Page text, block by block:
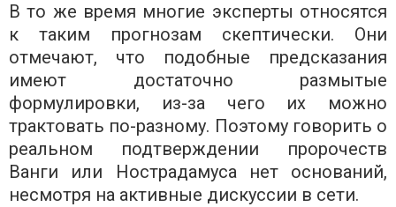
В то же время многие эксперты относятся
к таким прогнозам скептически. Они
отмечают, что подобные предсказания
имеют достаточно размытые
формулировки, из-за чего их можно
трактовать по-разному. Поэтому говорить о
реальном подтверждении пророчеств
Ванги или Нострадамуса нет оснований,
несмотря на активные дискуссии в сети.